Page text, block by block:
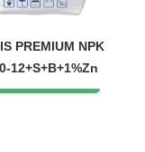
PREMIUM NPK
12+S+B+1%Zn